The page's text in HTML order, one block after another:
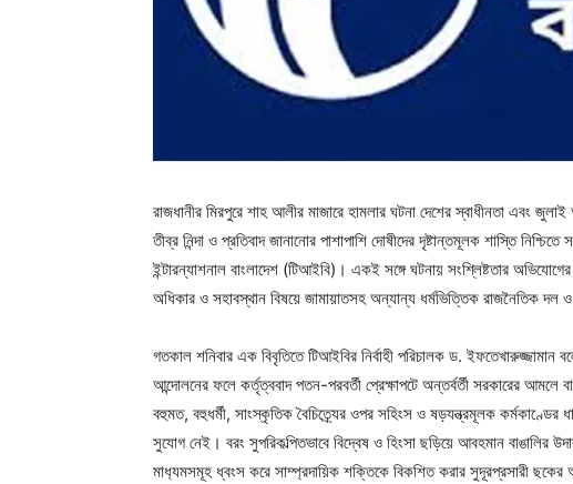
রাজধানীর মিরপুরে শাহ আলীর মাজারে হামলার ঘটনা দেশের স্বাধীনতা এবং
তীব্র নিন্দা ও প্রতিবাদ জানানোর পাশাপাশি দোষীদের দৃষ্টান্তমূলক শাস্তি নিশ্চিতে
ইন্টারন্যাশনাল বাংলাদেশ (টিআইবি)। একই সঙ্গে ঘটনায় সংশ্লিষ্টতার
অধিকার ও সহাবস্থান বিষয়ে জামায়াতসহ অন্যান্য ধর্মভিত্তিক রাজনৈতিক দল
গতকাল শনিবার এক বিবৃতিতে টিআইবির নির্বাহী পরিচালক ড.
আন্দোলনের ফলে কর্তৃত্ববাদ পতন-পরবর্তী প্রেক্ষাপটে অন্তর্বর্তী সরকারের
বহুমত, বহুধর্মী, সাংস্কৃতিক বৈচিত্র্যের ওপর সহিংস ও ষড়যন্ত্রমূলক কর্মকাণ্ডের
সুযোগ নেই। বরং সুপরিকল্পিতভাবে বিদ্বেষ ও হিংসা ছড়িয়ে আবহমান বাঙালির
মাধ‍্যমসমূহ ধ্বংস করে সাম্প্রদায়িক শক্তিকে বিকশিত করার সুদূরপ্রসারী